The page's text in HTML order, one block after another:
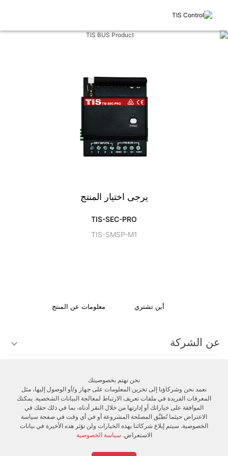
يرجى اختيار المنتج
TIS-SEC-PRO
TIS-SMSP-M1
أين تشتري معلومات عن المنتج
عن الشركة
الزبائن
نحن نهتم بخصوصيتك
نعمد نحن وشركاؤنا إلى تخزين المعلومات على جهاز و/أو الوصول إليها، مثل
المعرفات الفريدة في ملفات تعريف الارتباط لمعالجة البيانات الشخصية. يمكنك
الموافقة على خياراتك أو إدارتها من خلال النقر أدناه، بما في ذلك حقك في
الاعتراض حيثما تُطبَّق المصلحة المشروعة أو في أي وقت في صفحة سياسة
الخصوصية. سيتم إبلاغ شركائنا بهذه الخيارات ولن تؤثر هذه الأخيرة في بيانات
الاستعراض. سياسة الخصوصية